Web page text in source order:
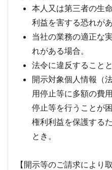
本人又は第三者の生
利益を害する恐れがあ
当社の業務の適正な
れがある場合。
法令に違反すること
開示対象個人情報（
用停止等に多額の費
停止等を行うことが
権利利益を保護する
とき。
【開示等のご請求により